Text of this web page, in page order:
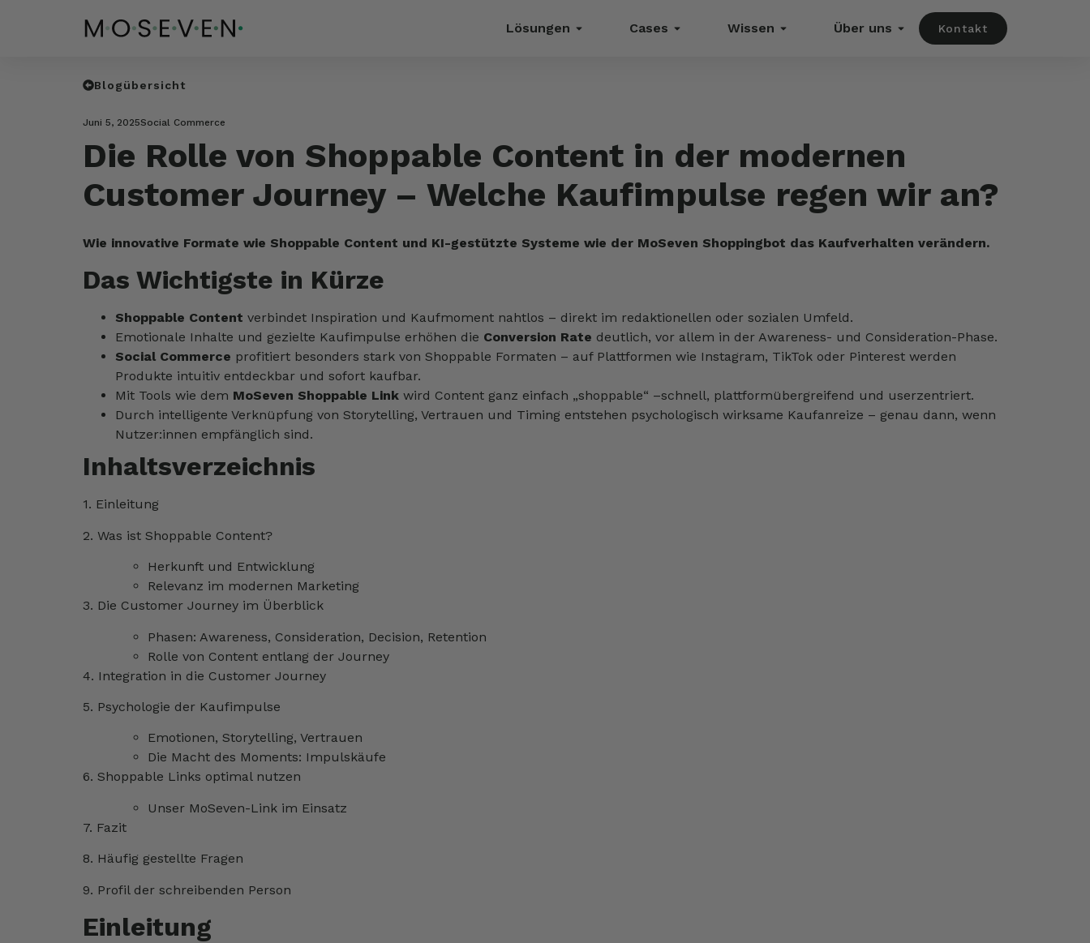
Lösungen Cases Wissen Über uns Kontakt
Blogübersicht
Juni 5, 2025Social Commerce
Die Rolle von Shoppable Content in der modernen
Customer Journey – Welche Kaufimpulse regen wir an?
Wie innovative Formate wie Shoppable Content und KI-gestützte Systeme wie der MoSeven Shoppingbot das Kaufverhalten verändern.
Das Wichtigste in Kürze
Shoppable Content verbindet Inspiration und Kaufmoment nahtlos – direkt im redaktionellen oder sozialen Umfeld.
Emotionale Inhalte und gezielte Kaufimpulse erhöhen die Conversion Rate deutlich, vor allem in der Awareness- und Consideration-Phase.
Social Commerce profitiert besonders stark von Shoppable Formaten – auf Plattformen wie Instagram, TikTok oder Pinterest werden
Produkte intuitiv entdeckbar und sofort kaufbar.
Mit Tools wie dem MoSeven Shoppable Link wird Content ganz einfach „shoppable“ –schnell, plattformübergreifend und userzentriert.
Durch intelligente Verknüpfung von Storytelling, Vertrauen und Timing entstehen psychologisch wirksame Kaufanreize – genau dann, wenn
Nutzer:innen empfänglich sind.
Inhaltsverzeichnis
1. Einleitung
2. Was ist Shoppable Content?
Herkunft und Entwicklung
Relevanz im modernen Marketing
3. Die Customer Journey im Überblick
Phasen: Awareness, Consideration, Decision, Retention
Rolle von Content entlang der Journey
4. Integration in die Customer Journey
5. Psychologie der Kaufimpulse
Emotionen, Storytelling, Vertrauen
Die Macht des Moments: Impulskäufe
6. Shoppable Links optimal nutzen
Unser MoSeven-Link im Einsatz
7. Fazit
8. Häufig gestellte Fragen
9. Profil der schreibenden Person
Einleitung